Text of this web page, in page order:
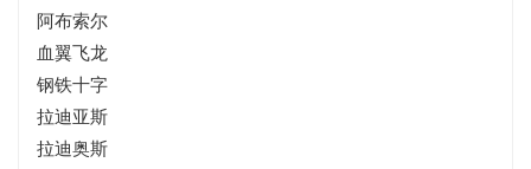
阿布索尔
血翼飞龙
钢铁十字
拉迪亚斯
拉迪奥斯